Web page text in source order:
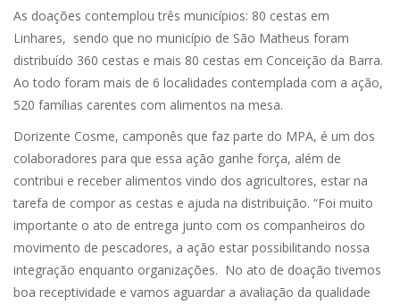
As doações contemplou três municípios: 80 cestas em
Linhares, sendo que no município de São Matheus foram
distribuído 360 cestas e mais 80 cestas em Conceição da Barra.
Ao todo foram mais de 6 localidades contemplada com a ação,
520 famílias carentes com alimentos na mesa.
Dorizente Cosme, camponês que faz parte do MPA, é um dos
colaboradores para que essa ação ganhe força, além de
contribui e receber alimentos vindo dos agricultores, estar na
tarefa de compor as cestas e ajuda na distribuição. “Foi muito
importante o ato de entrega junto com os companheiros do
movimento de pescadores, a ação estar possibilitando nossa
integração enquanto organizações. No ato de doação tivemos
boa receptividade e vamos aguardar a avaliação da qualidade